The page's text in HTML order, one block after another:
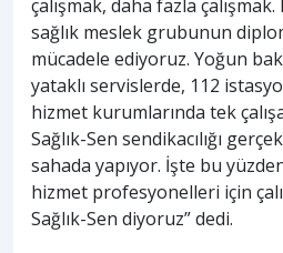
çalışmak, daha fazla çalışmak.
sağlık meslek grubunun
mücadele ediyoruz. Yoğun
yataklı servislerde, 112
hizmet kurumlarında tek
Sağlık-Sen sendikacılığı
sahada yapıyor. İşte bu
hizmet profesyonelleri için
Sağlık-Sen diyoruz” dedi.